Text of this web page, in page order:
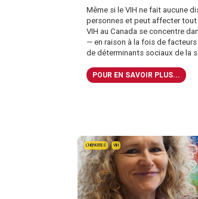
Même si le VIH ne fait aucune
personnes et peut affecter tout
VIH au Canada se concentre
— en raison à la fois de
de déterminants sociaux de la
POUR EN SAVOIR PLUS...
L'HÉPATITE C VIH